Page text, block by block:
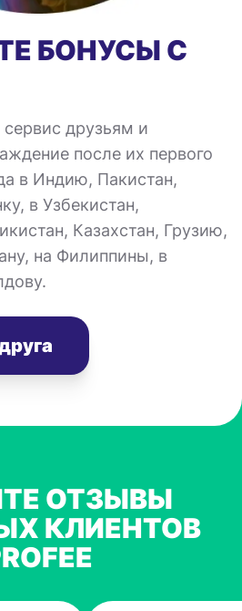
БОНУСЫ С
друзьям и
после их первого
в Индию, Пакистан,
в Узбекистан,
Казахстан, Грузию,
на Филиппины, в
ОТЗЫВЫ
КЛИЕНТОВ